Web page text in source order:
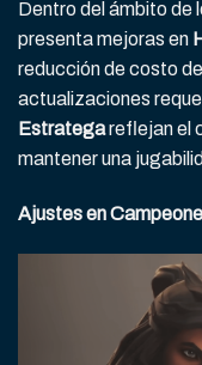
Dentro del ámbito de
presenta mejoras en
reducción de costo de
actualizaciones
Estrategareflejan el
mantener una
Ajustes en